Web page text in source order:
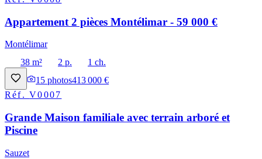
Appartement 2 pièces Montélimar - 59 000 €
Montélimar
38 m²
2 p.
1 ch.
15 photos413 000 €
Réf.V0007
Grande Maison familiale avec terrain arboré et
Piscine
Sauzet